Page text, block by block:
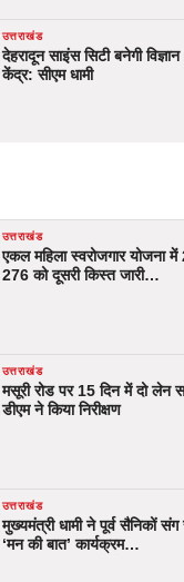
उत्तराखंड
देहरादून साइंस सिटी बनेगी
केंद्र: सीएम धामी
उत्तराखंड
एकल महिला स्वरोजगार योजना
276 को दूसरी किस्त जारी…
उत्तराखंड
मसूरी रोड पर 15 दिन में दो लेन
डीएम ने किया निरीक्षण
उत्तराखंड
मुख्यमंत्री धामी ने पूर्व सैनिकों संग
‘मन की बात’ कार्यक्रम…